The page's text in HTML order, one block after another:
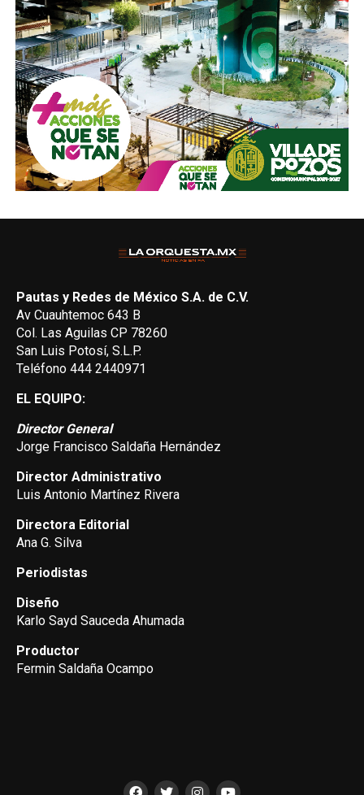
Pautas y Redes de México S.A. de C.V.
Av Cuauhtemoc 643 B
Col. Las Aguilas CP 78260
San Luis Potosí, S.L.P.
Teléfono 444 2440971
EL EQUIPO:
Director General
Jorge Francisco Saldaña Hernández
Director Administrativo
Luis Antonio Martínez Rivera
Directora Editorial
Ana G. Silva
Periodistas
Diseño
Karlo Sayd Sauceda Ahumada
Productor
Fermin Saldaña Ocampo